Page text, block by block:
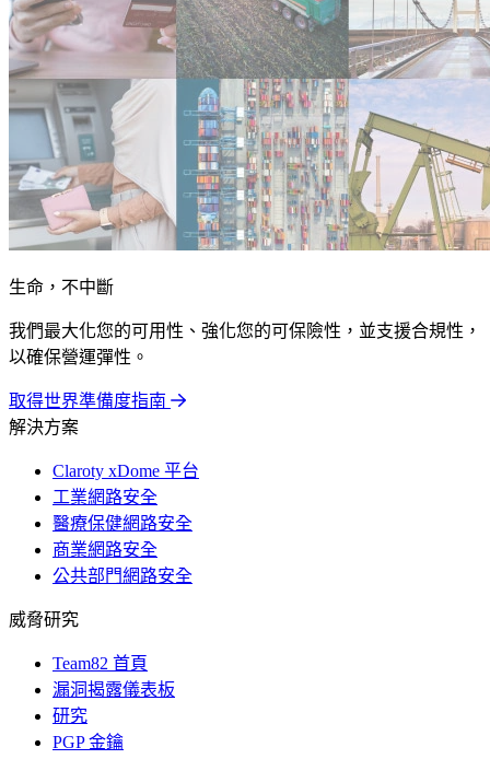
生命，不中斷
我們最大化您的可用性、強化您的可保險性，並支援合規性，
以確保營運彈性。
取得世界準備度指南
解決方案
Claroty xDome 平台
工業網路安全
醫療保健網路安全
商業網路安全
公共部門網路安全
威脅研究
Team82 首頁
漏洞揭露儀表板
研究
PGP 金鑰